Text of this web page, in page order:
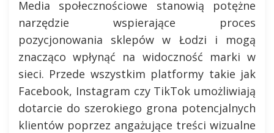
Media społecznościowe stanowią potężne
narzędzie wspierające proces
pozycjonowania sklepów w Łodzi i mogą
znacząco wpłynąć na widoczność marki w
sieci. Przede wszystkim platformy takie jak
Facebook, Instagram czy TikTok umożliwiają
dotarcie do szerokiego grona potencjalnych
klientów poprzez angażujące treści wizualne